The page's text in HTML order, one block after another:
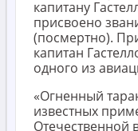
капитану
присвоено
(посмертно).
капитан
одного из
«Огненный
известных
Отечественной